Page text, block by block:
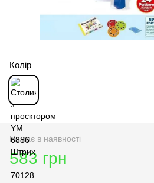
Колір
Немає в наявності
583 грн